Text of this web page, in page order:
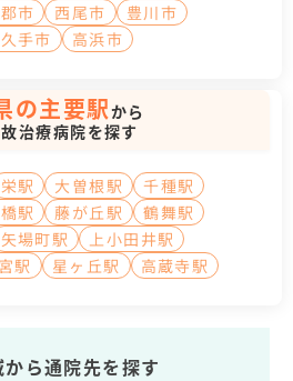
市 西尾市
豊川市
手市 高浜市
の主要駅から
治療病院を探す
栄駅 大曽根駅
千種駅
駅 藤が丘駅
鶴舞駅
矢場町駅
上小田井駅
駅 星ヶ丘駅 高蔵寺駅
ら通院先を探す